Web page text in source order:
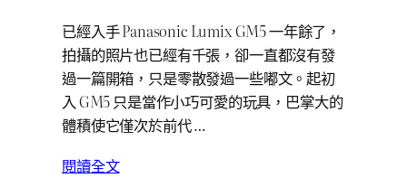
已經入手 Panasonic Lumix GM5 一年餘了，
拍攝的照片也已經有千張，卻一直都沒有發
過一篇開箱，只是零散發過一些嘟文。起初
入 GM5 只是當作小巧可愛的玩具，巴掌大的
體積使它僅次於前代 …
閱讀全文